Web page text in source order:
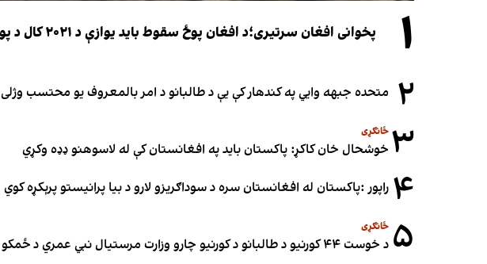
۱ پخوانی افغان سرتیری؛د افغان پوځ سقوط باید یوازې د ۲۰۲۱ کال د پوځي پېښو له مخې ونه ارزول شي
۲ متحده جبهه وايي په کندهار کې یې د طالبانو د امر بالمعروف یو محتسب وژلی
۳ ځانګړی
خوشحال خان کاکړ: پاکستان بايد په افغانستان کې له لاسوهنو ډډه وکړي
۴ راپور :پاکستان له افغانستان سره د سوداګریزو لارو د بیا پرانیستو پرېکړه کوي
۵ ځانګړی
د خوست ۴۴ کورنیو د طالبانو د کورنیو چارو وزارت مرستیال نبي عمري د ځمکو په غصب تورن کړی